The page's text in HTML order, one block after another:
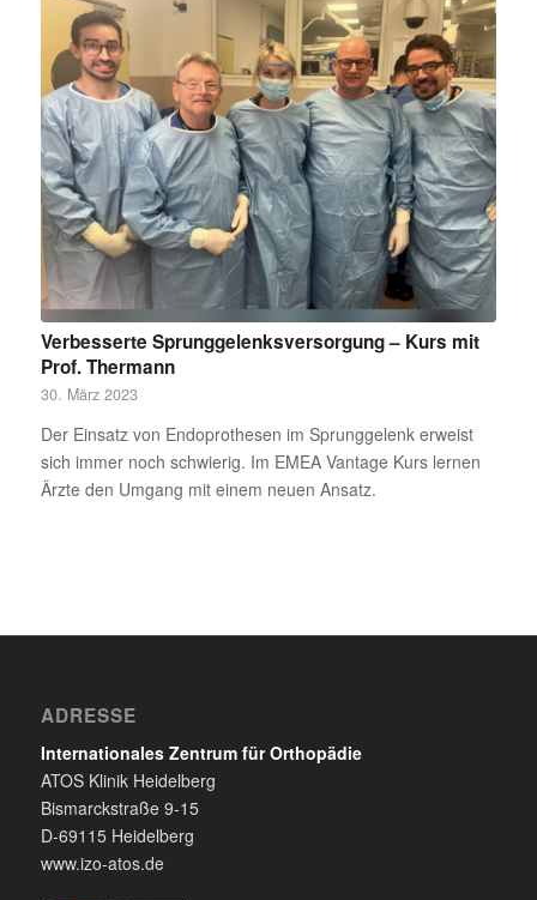
Verbesserte Sprunggelenksversorgung – Kurs mit
Prof. Thermann
30. März 2023
Der Einsatz von Endoprothesen im Sprunggelenk erweist
sich immer noch schwierig. Im EMEA Vantage Kurs lernen
Ärzte den Umgang mit einem neuen Ansatz.
ADRESSE
Internationales Zentrum für Orthopädie
ATOS Klinik Heidelberg
Bismarckstraße 9-15
D-69115 Heidelberg
www.izo-atos.de